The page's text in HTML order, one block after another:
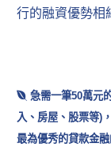
行的融資優勢相
急需一筆50萬元
入、房屋、股票等)，
最為優秀的貸款金融